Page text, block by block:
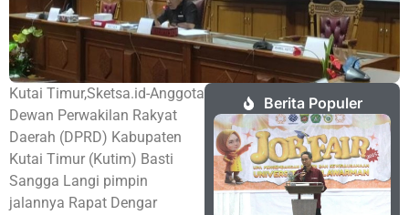
Kutai Timur,Sketsa.id-Anggota
Dewan Perwakilan Rakyat
Daerah (DPRD) Kabupaten
Kutai Timur (Kutim) Basti
Sangga Langi pimpin
jalannya Rapat Dengar
Berita Populer